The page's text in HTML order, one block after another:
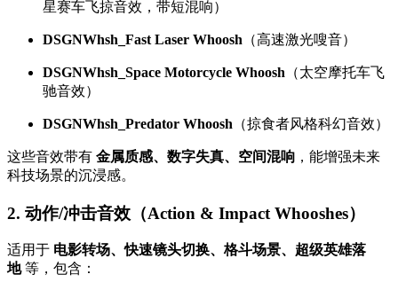
星赛车飞掠音效，带短混响）
DSGNWhsh_Fast Laser Whoosh （高速激光嗖音）
DSGNWhsh_Space Motorcycle Whoosh （太空摩托车飞
驰音效）
DSGNWhsh_Predator Whoosh （掠食者风格科幻音效）
这些音效带有 金属质感、数字失真、空间混响 ，能增强未来
科技场景的沉浸感。
2. 动作/冲击音效（Action & Impact Whooshes）
适用于 电影转场、快速镜头切换、格斗场景、超级英雄落
地等，包含：